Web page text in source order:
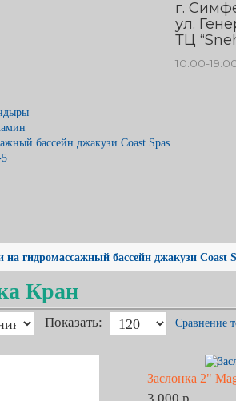
г.
ул.
ТЦ
10:00-
бассейн джакузи Coast Spas
гидромассажный бассейн джакузи Coast
Кран
Показать: Сравнение
Заслонка 2"